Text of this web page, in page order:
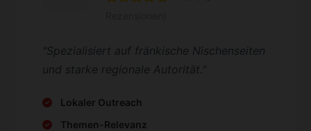
"Spezialisiert auf fränkische Nischenseiten
und starke regionale Autorität."
Lokaler Outreach
Themen-Relevanz